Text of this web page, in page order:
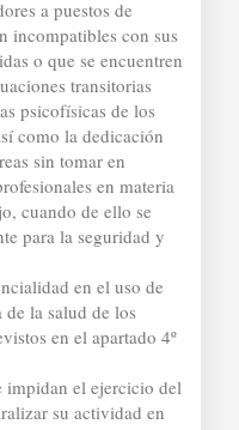
a puestos de
incompatibles con sus
o que se encuentren
transitorias
psicofísicas de los
como la dedicación
sin tomar en
en materia
cuando de ello se
para la seguridad y
en el uso de
la salud de los
en el apartado 4º
impidan el ejercicio del
su actividad en